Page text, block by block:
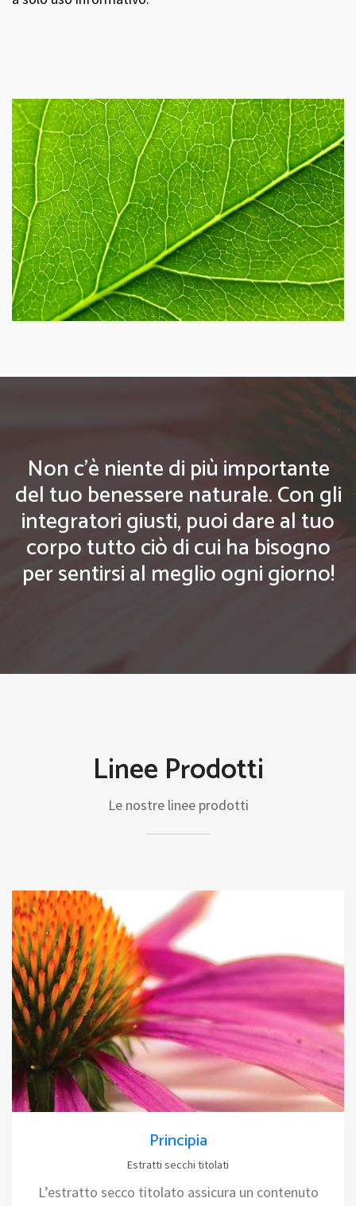
Non c'è niente di più importante
del tuo benessere naturale. Con gli
integratori giusti, puoi dare al tuo
corpo tutto ciò di cui ha bisogno
per sentirsi al meglio ogni giorno!
Linee Prodotti
Le nostre linee prodotti
Principia
Estratti secchi titolati
L’estratto secco titolato assicura un contenuto